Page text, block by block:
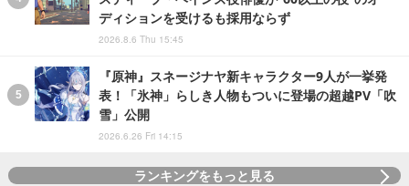
ディションを受けるも採用ならず
2026.8.6 Thu 15:45
『原神』スネージナヤ新キャラクター9人が一挙発
表！「氷神」らしき人物もついに登場の超越PV「吹
雪」公開
2026.6.26 Fri 14:15
ランキングをもっと見る